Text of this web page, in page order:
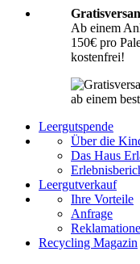
Ab einem
150€ pro
kostenfrei!
Leergutspende
Über die
Das Haus
Leergutverkauf
Ihre Vorteile
Anfrage
Recycling Magazin